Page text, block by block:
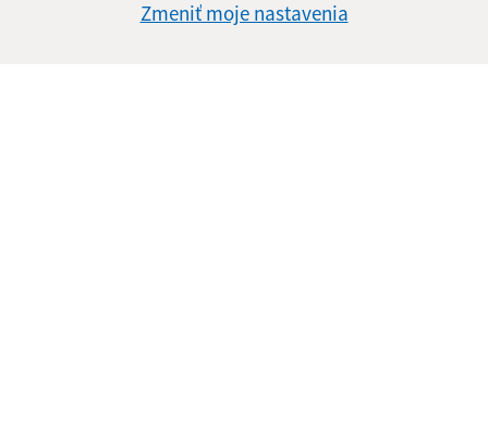
Zmeniť moje nastavenia
Autorské práva